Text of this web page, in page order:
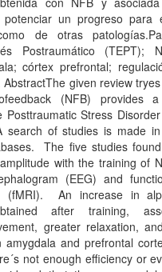
potenciar un progreso para
de otras
Postraumático (TEPT);
córtex prefrontal;
AbstractThe given review
(NFB) provides a
Posttraumatic Stress
of studies is made
The five studies
with the training of
(EEG) and
(fMRI). An increase in
after training,
greater relaxation,
amygdala and prefrontal
not enough efficiency or